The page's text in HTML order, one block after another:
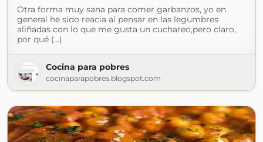
Otra forma muy sana para comer garbanzos, yo en
general he sido reacia al pensar en las legumbres
aliñadas con lo que me gusta un cuchareo,pero claro,
por qué (...)
Cocina para pobres
cocinaparapobres.blogspot.com